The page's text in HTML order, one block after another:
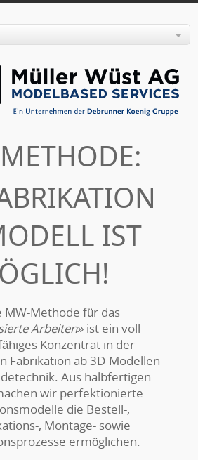
IST
MW-Methode für das
Arbeiten» ist ein voll
Konzentrat in der
Fabrikation ab 3D-Modellen
Aus halbfertigen
wir perfektionierte
die Bestell-,
, Montage- sowie
ermöglichen.